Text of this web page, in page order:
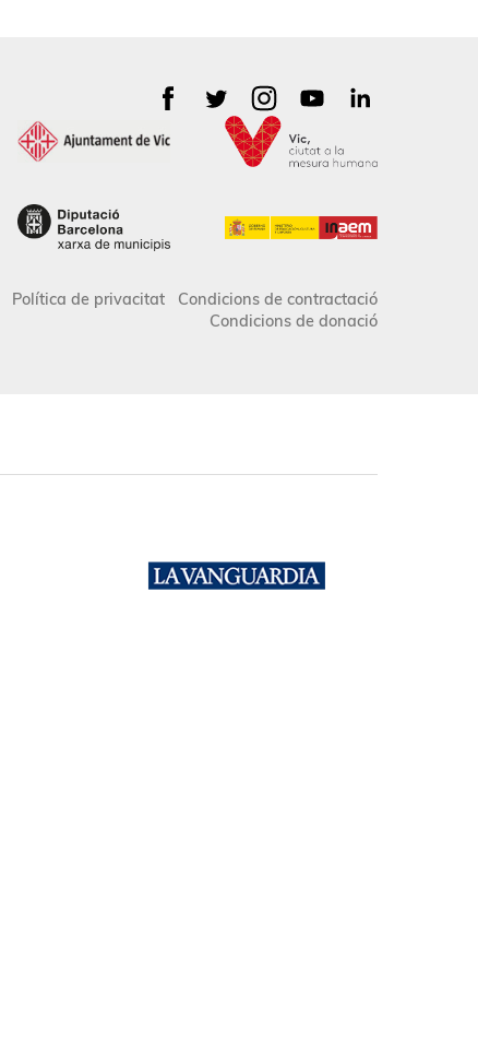
Política de privacitat
Condicions de contractació
Condicions de donació